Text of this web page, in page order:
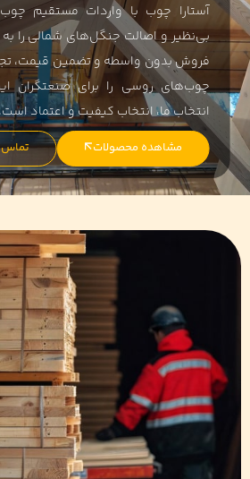
آستارا چوب با واردات مستقیم
بی‌نظیر و اصالت جنگل‌های شمالی را
فروش بدون واسطه و تضمین قیمت،
چوب‌های روسی را برای صنعتگران
انتخاب ما، انتخاب کیفیت و اعتماد
مشاهده محصولات تماس